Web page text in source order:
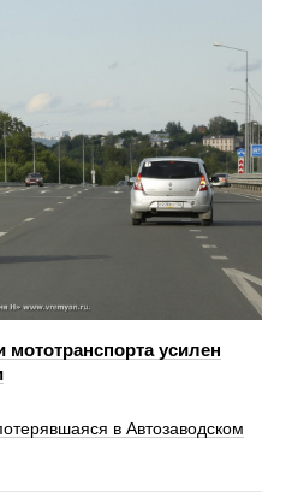
усилен
в Автозаводском